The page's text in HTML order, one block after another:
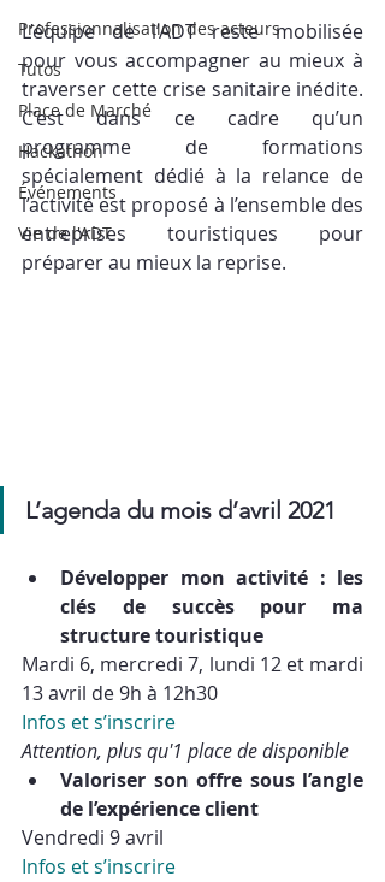
Professionnalisation des acteurs
Tutos
Place de Marché
Hackathon
Événements
Vie de l'ADT
L’équipe de l’ADT reste mobilisée
pour vous accompagner au mieux à
traverser cette crise sanitaire inédite.
C’est dans ce cadre qu’un
programme de formations
spécialement dédié à la relance de
l’activité est proposé à l’ensemble des
entreprises touristiques pour
préparer au mieux la reprise.
L’agenda du mois d’avril 2021
Développer mon activité : les
clés de succès pour ma
structure touristique
Mardi 6, mercredi 7, lundi 12 et mardi
13 avril de 9h à 12h30
Infos et s’inscrire
Attention, plus qu'1 place de disponible
Valoriser son offre sous l’angle
de l’expérience client
Vendredi 9 avril
Infos et s’inscrire